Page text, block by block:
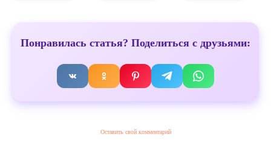
Понравилась статья? Поделиться с друзьями:
Оставить свой комментарий